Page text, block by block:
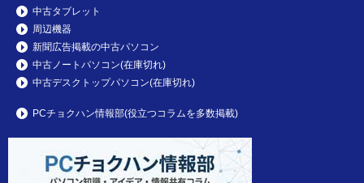
中古タブレット
周辺機器
新聞広告掲載の中古パソコン
中古ノートパソコン(在庫切れ)
中古デスクトップパソコン(在庫切れ)
PCチョクハン情報部(役立つコラムを多数掲載)